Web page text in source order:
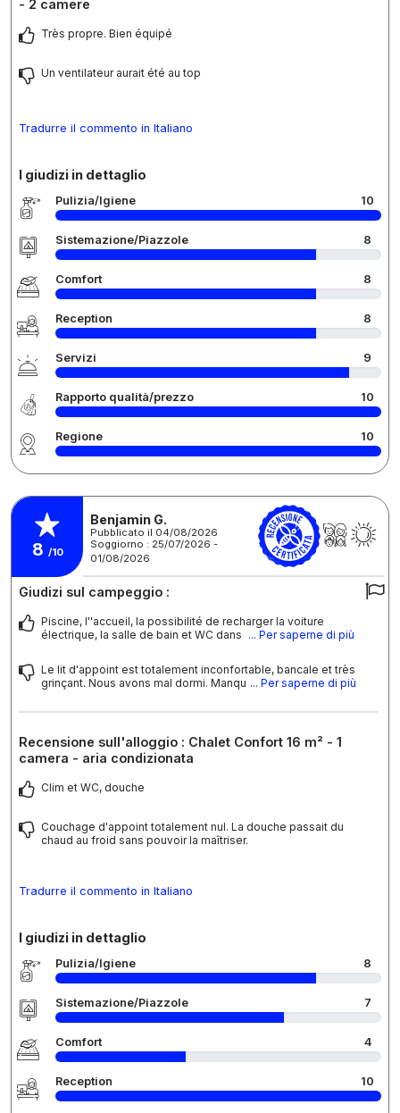
- 2 camere
Très propre. Bien équipé
Un ventilateur aurait été au top
Tradurre il commento in Italiano
I giudizi in dettaglio
Pulizia/Igiene 10
Sistemazione/Piazzole 8
Comfort 8
Reception 8
Servizi 9
Rapporto qualità/prezzo 10
Regione 10
8 /10
Benjamin G.
Pubblicato il 04/08/2026
Soggiorno : 25/07/2026 -
01/08/2026
Giudizi sul campeggio :
Piscine, l''accueil, la possibilité de recharger la voiture
électrique, la salle de bain et WC dans ... Per saperne di più
Le lit d'appoint est totalement inconfortable, bancale et très
grinçant. Nous avons mal dormi. Manqu ... Per saperne di più
Recensione sull'alloggio : Chalet Confort 16 m² - 1
camera - aria condizionata
Clim et WC, douche
Couchage d'appoint totalement nul. La douche passait du
chaud au froid sans pouvoir la maîtriser.
Tradurre il commento in Italiano
I giudizi in dettaglio
Pulizia/Igiene 8
Sistemazione/Piazzole 7
Comfort 4
Reception 10